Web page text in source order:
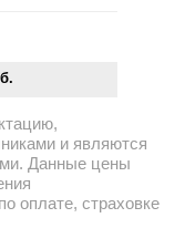
и являются
Данные цены
оплате, страховке